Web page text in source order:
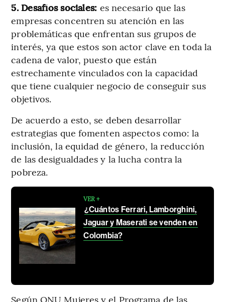
5. Desafíos sociales: es necesario que las
empresas concentren su atención en las
problemáticas que enfrentan sus grupos de
interés, ya que estos son actor clave en toda la
cadena de valor, puesto que están
estrechamente vinculados con la capacidad
que tiene cualquier negocio de conseguir sus
objetivos.
De acuerdo a esto, se deben desarrollar
estrategias que fomenten aspectos como: la
inclusión, la equidad de género, la reducción
de las desigualdades y la lucha contra la
pobreza.
VER +
¿Cuántos Ferrari, Lamborghini,
Jaguar y Maserati se venden en
Colombia?
Según ONU Mujeres y el Programa de las